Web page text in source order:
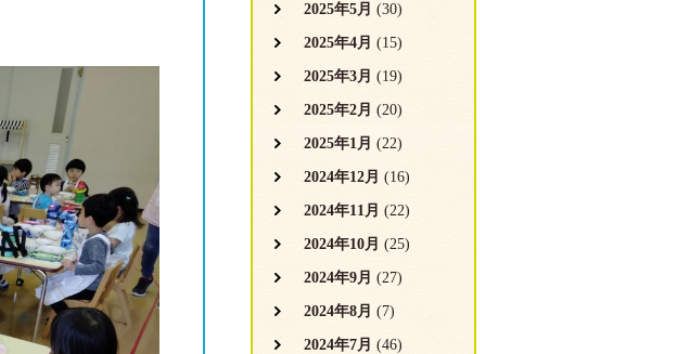
2025年5月 (30)
2025年4月 (15)
2025年3月 (19)
2025年2月 (20)
2025年1月 (22)
2024年12月 (16)
2024年11月 (22)
2024年10月 (25)
2024年9月 (27)
2024年8月 (7)
2024年7月 (46)